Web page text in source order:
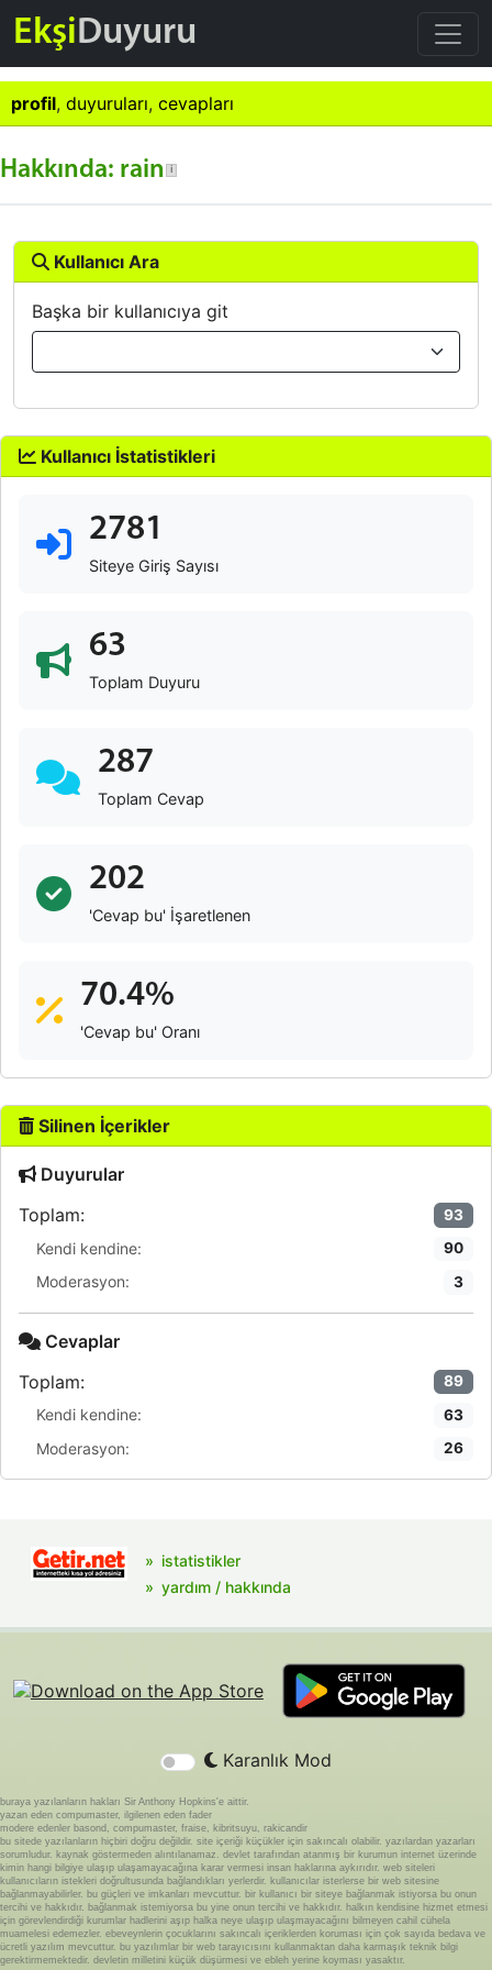
EkşiDuyuru
profil, duyuruları, cevapları
Hakkında: rain
Kullanıcı Ara
Başka bir kullanıcıya git
Kullanıcı İstatistikleri
2781
Siteye Giriş Sayısı
63
Toplam Duyuru
287
Toplam Cevap
202
'Cevap bu' İşaretlenen
70.4%
'Cevap bu' Oranı
Silinen İçerikler
Duyurular
Toplam:
93
Kendi kendine: 90
Moderasyon: 3
Cevaplar
Toplam:
89
Kendi kendine: 63
Moderasyon: 26
istatistikler
yardım / hakkında
Karanlık Mod
buraya yazılanların hakları Sir Anthony Hopkins'e aittir.
yazan eden compumaster, ilgilenen eden fader
modere edenler basond, compumaster, fraise, kibritsuyu, rakicandir
bu sitede yazılanların hiçbiri doğru değildir. site içeriği küçükler için sakıncalı olabilir. yazılardan yazarları
sorumludur. kaynak göstermeden alıntılanamaz. devlet tarafından atanmış bir kurumun internet üzerinde
kimin hangi bilgiye ulaşıp ulaşamayacağına karar vermesi insan haklarına aykırıdır. web siteleri
kullanıcıların istekleri doğrultusunda bağlandıkları yerlerdir. kullanıcılar isterlerse bir web sitesine
bağlanmayabilirler. bu güçleri ve imkanları mevcuttur. bir kullanıcı bir siteye bağlanmak istiyorsa bu onun
tercihi ve hakkıdır. bağlanmak istemiyorsa bu yine onun tercihi ve hakkıdır. halkın kendisine hizmet etmesi
için görevlendirdiği kurumlar hadlerini aşıp halka neye ulaşıp ulaşmayacağını bilmeyen cahil cühela
muamelesi edemezler. ebeveynlerin çocuklarını sakıncalı içeriklerden koruması için çok sayıda bedava ve
ücretli yazılım mevcuttur. bu yazılımlar bir web tarayıcısını kullanmaktan daha karmaşık teknik bilgi
gerektirmemektedir. devletin milletini küçük düşürmesi ve ebleh yerine koyması yasaktır.